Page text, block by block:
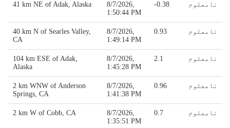
41 km NE of Adak, Alaska
8/7/2026,
1:50:44 PM
-0.38 نامعلوم
40 km N of Searles Valley,
CA
8/7/2026,
1:49:14 PM
0.93 نامعلوم
104 km ESE of Adak,
Alaska
8/7/2026,
1:45:28 PM
2.1 نامعلوم
2 km WNW of Anderson
Springs, CA
8/7/2026,
1:41:38 PM
0.96 نامعلوم
2 km W of Cobb, CA
8/7/2026,
1:35:51 PM
0.7 نامعلوم